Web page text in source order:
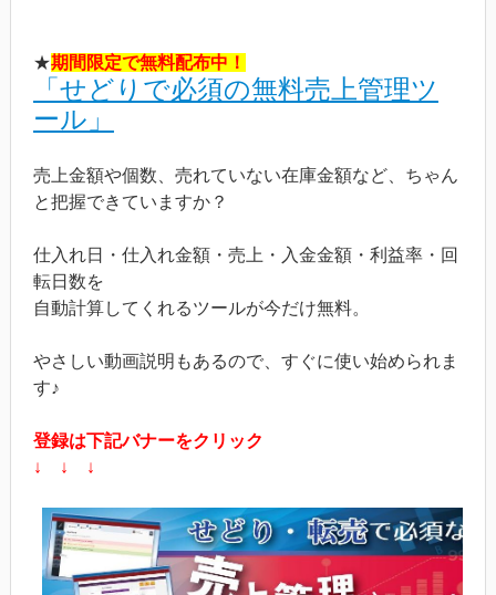
★期間限定で無料配布中！
「せどりで必須の無料売上管理ツ
ール」
売上金額や個数、売れていない在庫金額など、ちゃん
と把握できていますか？
仕入れ日・仕入れ金額・売上・入金金額・利益率・回
転日数を
自動計算してくれるツールが今だけ無料。
やさしい動画説明もあるので、すぐに使い始められま
す♪
登録は下記バナーをクリック
↓ ↓ ↓